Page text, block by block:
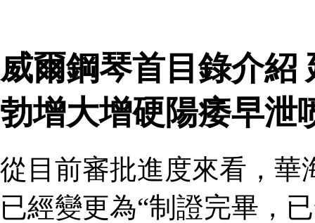
威爾鋼琴首目錄介紹
勃增大增硬陽痿早泄
從目前審批進度來看，華
已經變更為“制證完畢，